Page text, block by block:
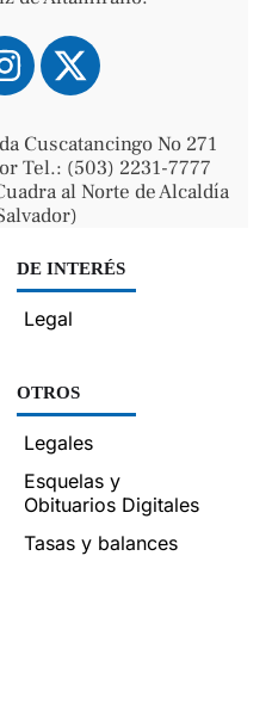
Cuscatancingo No 271
Tel.: (503) 2231-7777
al Norte de Alcaldía
DE INTERÉS
Legal
OTROS
Legales
Esquelas y
Obituarios Digitales
Tasas y balances